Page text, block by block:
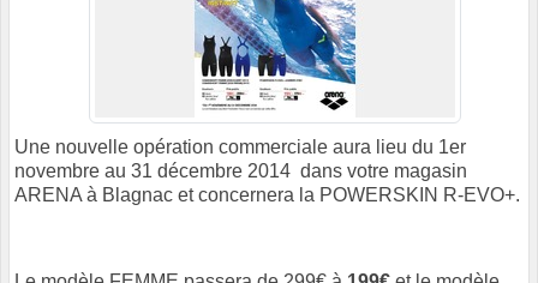
Une nouvelle opération commerciale aura lieu du 1er
novembre au 31 décembre 2014 dans votre magasin
ARENA à Blagnac et concernera la POWERSKIN R-EVO+.